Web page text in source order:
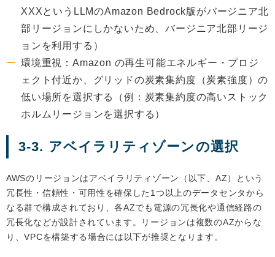
XXXというLLMのAmazon Bedrock版がバージニア北
部リージョンにしかないため、バージニア北部リージ
ョンを利用する）
環境重視：Amazon の再生可能エネルギー・プロジ
ェクト付近か、グリッドの炭素集約度（炭素強度）の
低い場所を選択する（例：炭素集約度の高いストック
ホルムリージョンを選択する）
3-3. アベイラリティゾーンの選択
AWSのリージョンはアベイラリティゾーン（以下、AZ）という
冗長性・信頼性・可用性を確保した1つ以上のデータセンタから
なる群で構成されており、各AZでも電源の冗長化や通信経路の
冗長化などが設計されています。リージョンは複数のAZからな
り、VPCを構築する場合には以下が推奨となります。